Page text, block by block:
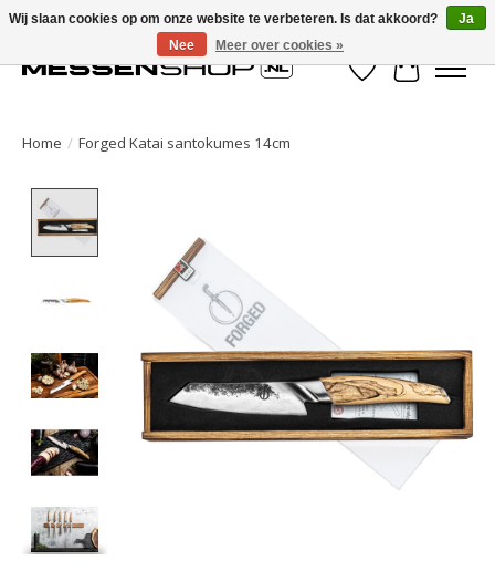
Verlanglijst
Home / Forged Katai santokumes 14cm
Wij slaan cookies op om onze website te verbeteren. Is dat akkoord?
Ja
Nee
Meer over cookies »